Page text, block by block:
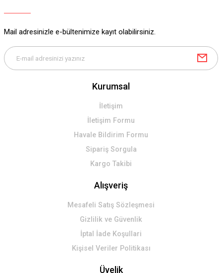
Bu ürüne benzer farklı alternatifler olmalı.
Gönder
Mail adresinizle e-bültenimize kayıt olabilirsiniz.
Kurumsal
İletişim
İletişim Formu
Havale Bildirim Formu
Sipariş Sorgula
Kargo Takibi
Alışveriş
Mesafeli Satış Sözleşmesi
Gizlilik ve Güvenlik
İptal İade Koşullari
Kişisel Veriler Politikası
Üyelik